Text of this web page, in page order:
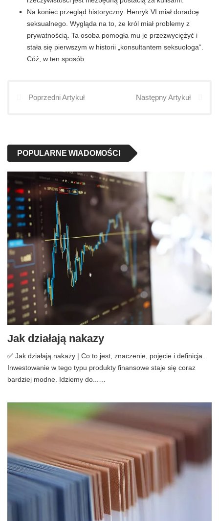
Na koniec przegląd historyczny. Henryk VI miał doradcę
seksualnego. Wygląda na to, że król miał problemy z
prywatnością. Ta osoba pomogła mu je przezwyciężyć i
stała się pierwszym w historii „konsultantem seksuologa”.
Cóż, w ten sposób.
Poprzedni Artykuł Następny Artykuł
POPULARNE WIADOMOŚCI
Jak działają nakazy
✅ Jak działają nakazy | Co to jest, znaczenie, pojęcie i definicja.
Inwestowanie w tego typu produkty finansowe staje się coraz
bardziej modne. Idziemy do...…